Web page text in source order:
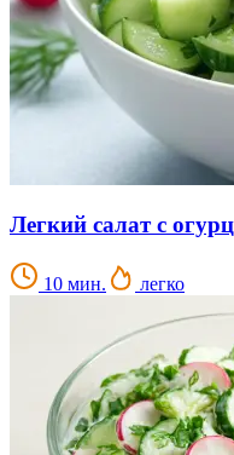
Легкий салат с
10 мин. легко